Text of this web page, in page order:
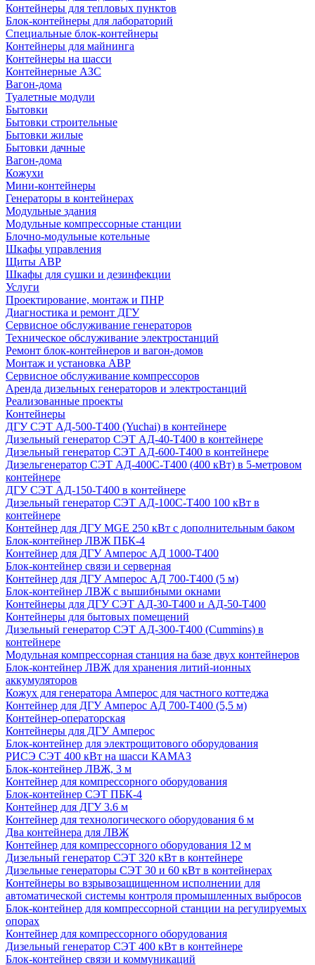
Контейнеры для тепловых пунктов
Блок-контейнеры для лабораторий
Специальные блок-контейнеры
Контейнеры для майнинга
Контейнеры на шасси
Контейнерные АЗС
Вагон-дома
Туалетные модули
Бытовки
Бытовки строительные
Бытовки жилые
Бытовки дачные
Вагон-дома
Кожухи
Мини-контейнеры
Генераторы в контейнерах
Модульные здания
Модульные компрессорные станции
Блочно-модульные котельные
Шкафы управления
Щиты АВР
Шкафы для сушки и дезинфекции
Услуги
Проектирование, монтаж и ПНР
Диагностика и ремонт ДГУ
Сервисное обслуживание генераторов
Техническое обслуживание электростанций
Ремонт блок-контейнеров и вагон-домов
Монтаж и установка АВР
Сервисное обслуживание компрессоров
Аренда дизельных генераторов и электростанций
Реализованные проекты
Контейнеры
ДГУ СЭТ АД-500-Т400 (Yuchai) в контейнере
Дизельный генератор СЭТ АД-40-Т400 в контейнере
Дизельный генератор СЭТ АД-600-Т400 в контейнере
Дизельгенератор СЭТ АД-400С-Т400 (400 кВт) в 5-метровом
контейнере
ДГУ СЭТ АД-150-Т400 в контейнере
Дизельный генератор СЭТ АД-100С-Т400 100 кВт в
контейнере
Контейнер для ДГУ MGE 250 кВт с дополнительным баком
Блок-контейнер ЛВЖ ПБК-4
Контейнер для ДГУ Амперос АД 1000-Т400
Блок-контейнер связи и серверная
Контейнер для ДГУ Амперос АД 700-Т400 (5 м)
Блок-контейнер ЛВЖ с вышибными окнами
Контейнеры для ДГУ СЭТ АД-30-Т400 и АД-50-Т400
Контейнеры для бытовых помещений
Дизельный генератор СЭТ АД-300-Т400 (Cummins) в
контейнере
Модульная компрессорная станция на базе двух контейнеров
Блок-контейнер ЛВЖ для хранения литий-ионных
аккумуляторов
Кожух для генератора Амперос для частного коттеджа
Контейнер для ДГУ Амперос АД 700-Т400 (5,5 м)
Контейнер-операторская
Контейнеры для ДГУ Амперос
Блок-контейнер для электрощитового оборудования
РИСЭ СЭТ 400 кВт на шасси КАМАЗ
Блок-контейнер ЛВЖ, 3 м
Контейнер для компрессорного оборудования
Блок-контейнер СЭТ ПБК-4
Контейнер для ДГУ 3.6 м
Контейнер для технологического оборудования 6 м
Два контейнера для ЛВЖ
Контейнер для компрессорного оборудования 12 м
Дизельный генератор СЭТ 320 кВт в контейнере
Дизельные генераторы СЭТ 30 и 60 кВт в контейнерах
Контейнеры во взрывозащищенном исполнении для
автоматической системы контроля промышленных выбросов
Блок-контейнер для компрессорной станции на регулируемых
опорах
Контейнер для компрессорного оборудования
Дизельный генератор СЭТ 400 кВт в контейнере
Блок-контейнер связи и коммуникаций